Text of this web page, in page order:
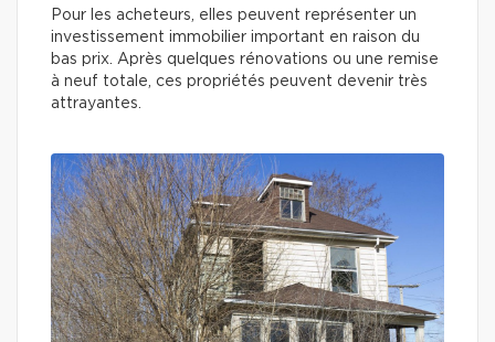
Pour les acheteurs, elles peuvent représenter un
investissement immobilier important en raison du
bas prix. Après quelques rénovations ou une remise
à neuf totale, ces propriétés peuvent devenir très
attrayantes.